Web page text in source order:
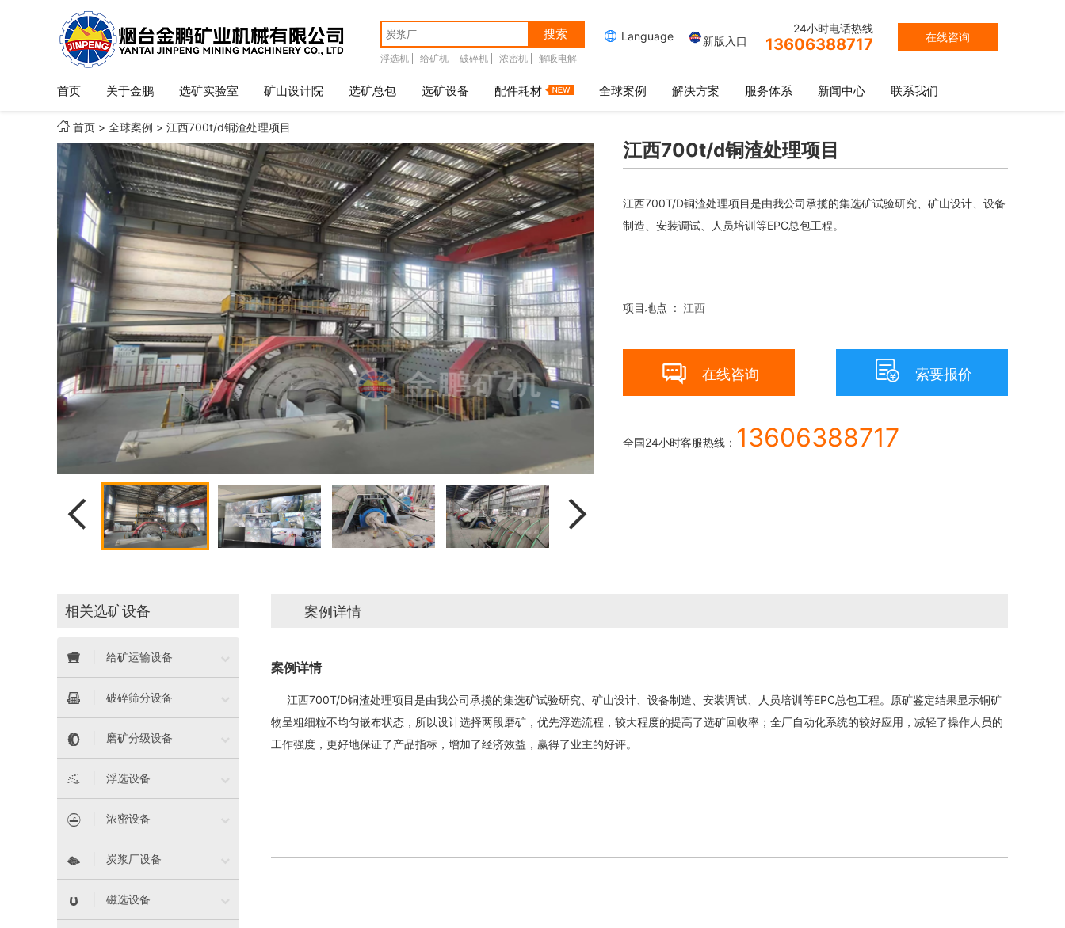
搜索
浮选机 给矿机 破碎机 浓密机 解吸电解
在线咨询
24小时电话热线
13606388717
 Language 新版入口
首页 关于金鹏 选矿实验室 矿山设计院 选矿总包 选矿设备 配件耗材 全球案例 解决方案 服务体系 新闻中心 联系我们
 首页 > 全球案例 > 江西700t/d铜渣处理项目
 
江西700t/d铜渣处理项目
江西700T/D铜渣处理项目是由我公司承揽的集选矿试验研究、矿山设计、设备
制造、安装调试、人员培训等EPC总包工程。
项目地点 : 江西
 在线咨询  索要报价
全国24小时客服热线： 13606388717
相关选矿设备
 给矿运输设备
 破碎筛分设备
 磨矿分级设备
 浮选设备
 浓密设备
 炭浆厂设备
 磁选设备
案例详情
案例详情
江西700T/D铜渣处理项目是由我公司承揽的集选矿试验研究、矿山设计、设备制造、安装调试、人员培训等EPC总包工程。原矿鉴定结果显示铜矿
物呈粗细粒不均匀嵌布状态，所以设计选择两段磨矿，优先浮选流程，较大程度的提高了选矿回收率；全厂自动化系统的较好应用，减轻了操作人员的
工作强度，更好地保证了产品指标，增加了经济效益，赢得了业主的好评。